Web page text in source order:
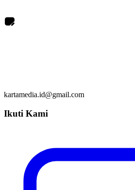
kartamedia.id@gmail.com
Ikuti Kami